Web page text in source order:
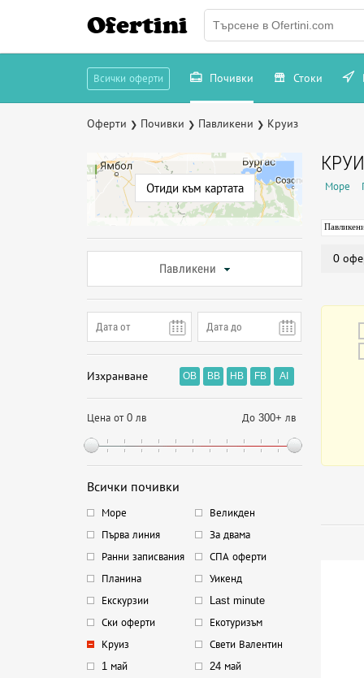
Ofertini
Всички оферти Почивки Стоки
Оферти ❯ Почивки ❯ Павликени ❯ Круиз
Отиди към картата
Павликени
Изхранване OB BB HB FB AI
Цена от 0 лв До 300+ лв
Всички почивки
Море
Великден
Първа линия
За двама
Ранни записвания
СПА оферти
Планина
Уикенд
Екскурзии
Last minute
Ски оферти
Екотуризъм
Круиз
Свети Валентин
1 май
24 май
Море
0